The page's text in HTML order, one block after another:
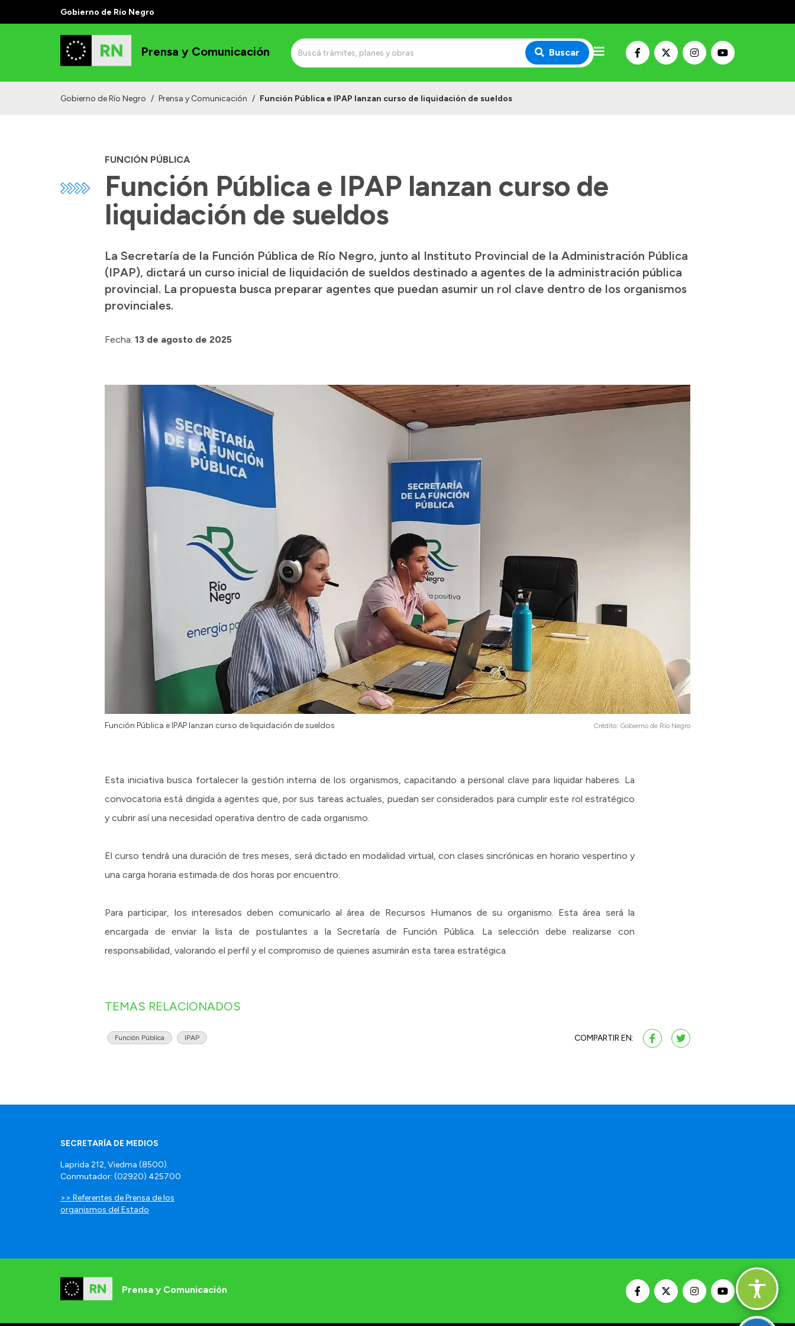
Gobierno de Río Negro
Prensa y Comunicación Buscar
Gobierno de Río Negro / Prensa y Comunicación / Función Pública e IPAP lanzan curso de liquidación de sueldos
FUNCIÓN PÚBLICA
Función Pública e IPAP lanzan curso de
liquidación de sueldos
La Secretaría de la Función Pública de Río Negro, junto al Instituto Provincial de la Administración Pública
(IPAP), dictará un curso inicial de liquidación de sueldos destinado a agentes de la administración pública
provincial. La propuesta busca preparar agentes que puedan asumir un rol clave dentro de los organismos
provinciales.
Fecha: 13 de agosto de 2025
Función Pública e IPAP lanzan curso de liquidación de sueldos Crédito: Gobierno de Río Negro
Esta iniciativa busca fortalecer la gestión interna de los organismos, capacitando a personal clave para liquidar haberes. La
convocatoria está dirigida a agentes que, por sus tareas actuales, puedan ser considerados para cumplir este rol estratégico
y cubrir así una necesidad operativa dentro de cada organismo.
El curso tendrá una duración de tres meses, será dictado en modalidad virtual, con clases sincrónicas en horario vespertino y
una carga horaria estimada de dos horas por encuentro.
Para participar, los interesados deben comunicarlo al área de Recursos Humanos de su organismo. Esta área será la
encargada de enviar la lista de postulantes a la Secretaría de Función Pública. La selección debe realizarse con
responsabilidad, valorando el perfil y el compromiso de quienes asumirán esta tarea estratégica.
TEMAS RELACIONADOS
Función Pública IPAP COMPARTIR EN:
SECRETARÍA DE MEDIOS
Laprida 212, Viedma (8500).
Conmutador: (02920) 425700
>> Referentes de Prensa de los
organismos del Estado
Prensa y Comunicación